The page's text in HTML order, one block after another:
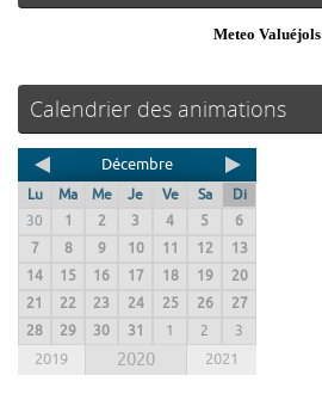
Meteo Valuéjols
Calendrier des animations
Décembre
Lu Ma Me Je Ve Sa
Di
30
1 2 3 4 5
6
7
8 9 10 11 12
13
14
15 16 17 18 19
20
21
22 23 24 25 26
27
28
29 30 31 1 2 3
2019 2020 2021